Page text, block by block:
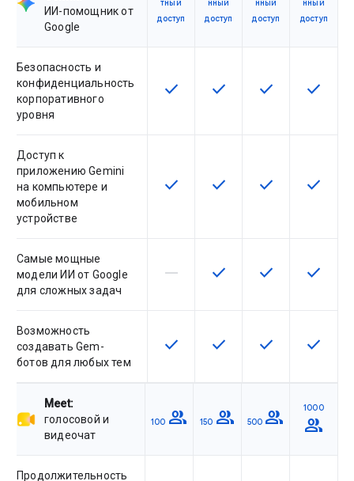
ИИ-помощник от
Google
тный
доступ
нный
доступ
нный
доступ
нный
доступ
Безопасность и
конфиденциальность
корпоративного
уровня
Эта возможность доступна для
check Эта возможность
check Эта
check Эта
check
Доступ к
приложению Gemini
на компьютере и
мобильном
устройстве
Эта возможность доступна для
check Эта возможность
check Эта
check Эта
check
Самые мощные
модели ИИ от Google
для сложных задач
Эта возможность не
horizontal_rule Эта возможность
check Эта
check Эта
check
Возможность
создавать Gem-
ботов для любых тем
Эта возможность доступна для
check Эта возможность
check Эта
check Эта
check
Meet:
голосовой и
видеочат
100 group 150 group 500 group 1000
group
Продолжительность